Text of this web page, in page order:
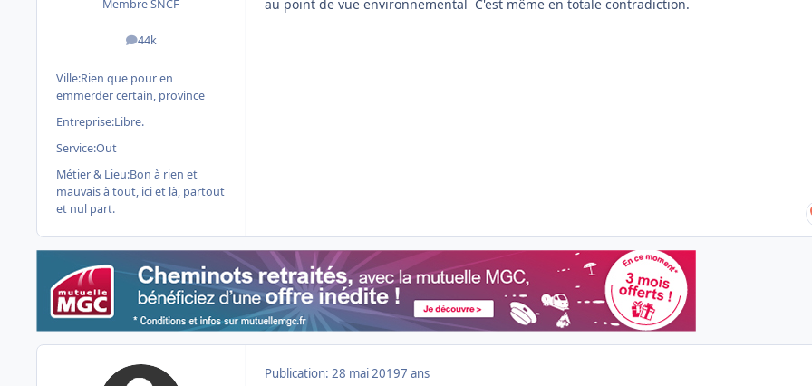
Membre SNCF
44k
messages
Ville:Rien que pour en
emmerder certain, province
Entreprise:Libre.
Service:Out
Métier & Lieu:Bon à rien et
mauvais à tout, ici et là, partout
et nul part.
au point de vue environnemental C'est même en totale contradiction.
Publication: 28 mai 20197 ans